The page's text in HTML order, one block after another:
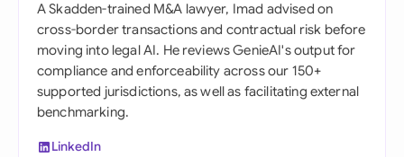
A Skadden-trained M&A lawyer, Imad advised on
cross-border transactions and contractual risk before
moving into legal AI. He reviews GenieAI's output for
compliance and enforceability across our 150+
supported jurisdictions, as well as facilitating external
benchmarking.
LinkedIn